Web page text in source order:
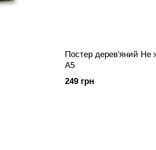
Постер дерев'яний Не
А5
249 грн